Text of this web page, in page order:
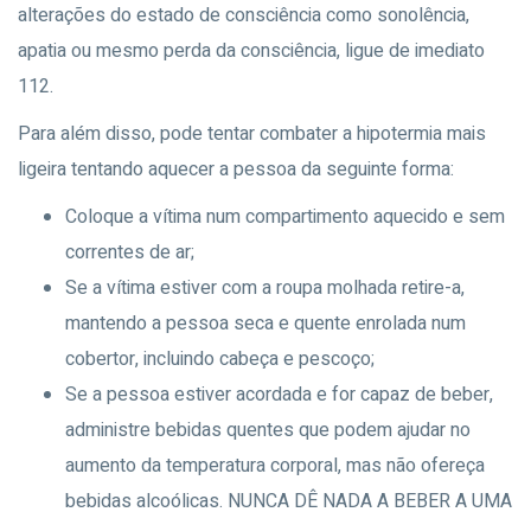
alterações do estado de consciência como sonolência,
apatia ou mesmo perda da consciência, ligue de imediato
112.
Para além disso, pode tentar combater a hipotermia mais
ligeira tentando aquecer a pessoa da seguinte forma:
Coloque a vítima num compartimento aquecido e sem
correntes de ar;
Se a vítima estiver com a roupa molhada retire-a,
mantendo a pessoa seca e quente enrolada num
cobertor, incluindo cabeça e pescoço;
Se a pessoa estiver acordada e for capaz de beber,
administre bebidas quentes que podem ajudar no
aumento da temperatura corporal, mas não ofereça
bebidas alcoólicas. NUNCA DÊ NADA A BEBER A UMA